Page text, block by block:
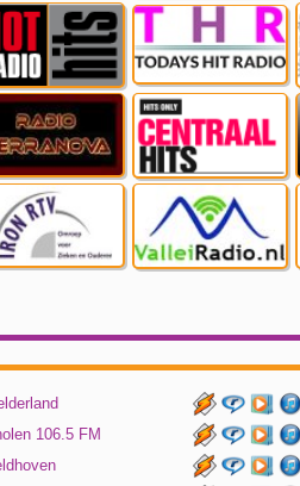
106.5 FM